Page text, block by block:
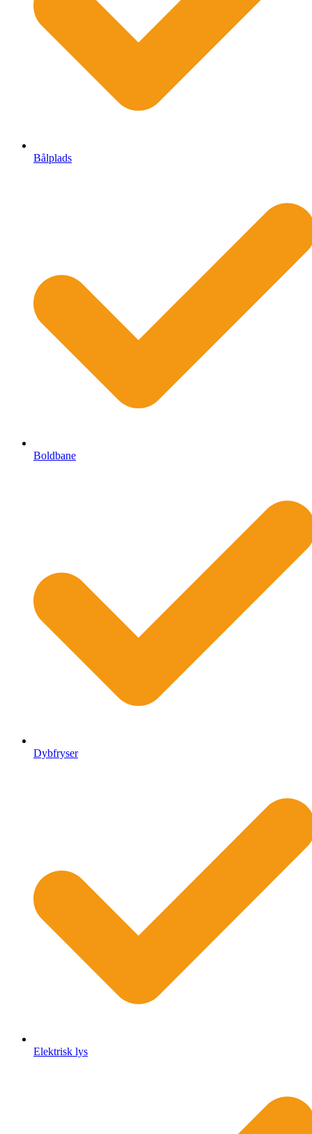
Bålplads
Boldbane
Dybfryser
Elektrisk lys